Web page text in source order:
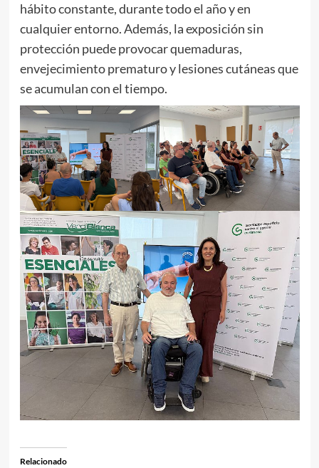
hábito constante, durante todo el año y en
cualquier entorno. Además, la exposición sin
protección puede provocar quemaduras,
envejecimiento prematuro y lesiones cutáneas que
se acumulan con el tiempo.
Relacionado